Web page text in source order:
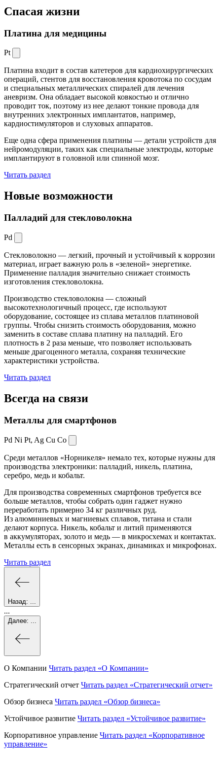
Спасая жизни
Платина для медицины
Pt
Платина входит в состав катетеров для кардиохирургических
операций, стентов для восстановления кровотока по сосудам
и специальных металлических спиралей для лечения
аневризм. Она обладает высокой ковкостью и отлично
проводит ток, поэтому из нее делают тонкие провода для
внутренних электронных имплантатов, например,
кардиостимуляторов и слуховых аппаратов.
Еще одна сфера применения платины — детали устройств для
нейромодуляции, таких как специальные электроды, которые
имплантируют в головной или спинной мозг.
Читать раздел
Новые возможности
Палладий для стекловолокна
Pd
Стекловолокно — легкий, прочный и устойчивый к коррозии
материал, играет важную роль в «зеленой» энергетике.
Применение палладия значительно снижает стоимость
изготовления стекловолокна.
Производство стекловолокна — сложный
высокотехнологичный процесс, где используют
оборудование, состоящее из сплава металлов платиновой
группы. Чтобы снизить стоимость оборудования, можно
заменить в составе сплава платину на палладий. Его
плотность в 2 раза меньше, что позволяет использовать
меньше драгоценного металла, сохраняя технические
характеристики устройства.
Читать раздел
Всегда на связи
Металлы для смартфонов
Pd Ni Pt, Ag Cu Co
Среди металлов «Норникеля» немало тех, которые нужны для
производства электроники: палладий, никель, платина,
серебро, медь и кобальт.
Для производства современных смартфонов требуется все
больше металлов, чтобы собрать один гаджет нужно
переработать примерно 34 кг различных руд.
Из алюминиевых и магниевых сплавов, титана и стали
делают корпуса. Никель, кобальт и литий применяются
в аккумуляторах, золото и медь — в микросхемах и контактах.
Металлы есть в сенсорных экранах, динамиках и микрофонах.
Читать раздел
Назад:
...
Далее:
О Компании Читать раздел «О Компании»
Стратегический отчет Читать раздел «Стратегический отчет»
Обзор бизнеса Читать раздел «Обзор бизнеса»
Устойчивое развитие Читать раздел «Устойчивое развитие»
Корпоративное управление Читать раздел «Корпоративное
управление»